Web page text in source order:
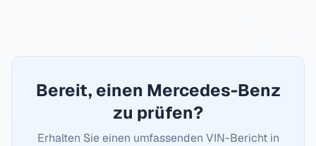
Bereit, einen Mercedes-Benz
zu prüfen?
Erhalten Sie einen umfassenden VIN-Bericht in